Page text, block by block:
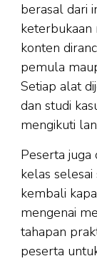
berasal dari
keterbukaan
konten
pemula
Setiap alat
dan studi
mengikuti
Peserta juga
kelas
kembali
mengenai
tahapan
peserta